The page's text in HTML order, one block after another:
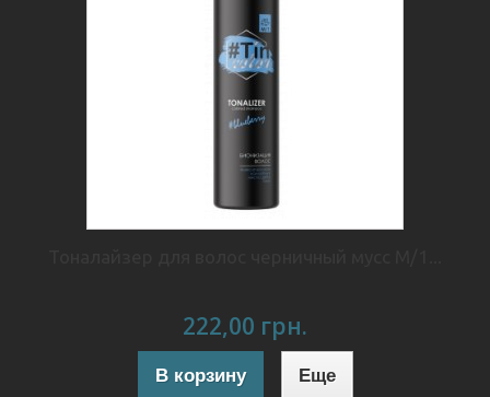
222,00 грн.
В корзину Еще